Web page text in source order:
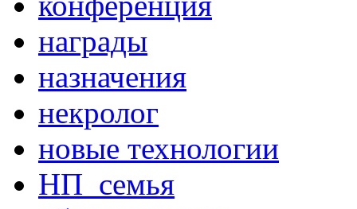
награды
назначения
некролог
новые технологии
НП_семья